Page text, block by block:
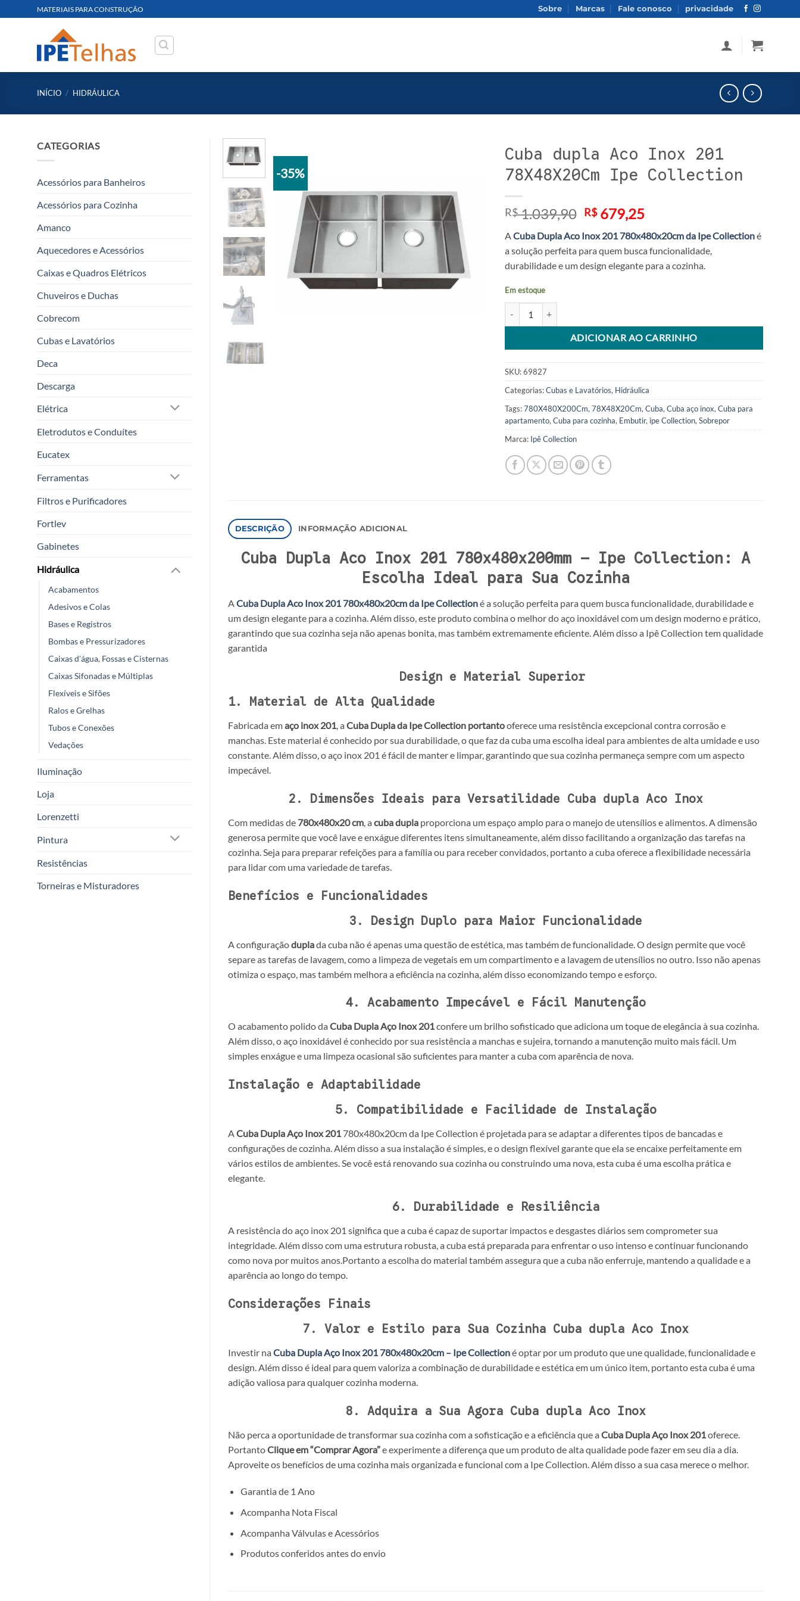
to
MATERIAIS PARA CONSTRUÇÃO Sobre Marcas Fale conosco privacidade
INÍCIO / HIDRÁULICA
CATEGORIAS
Acessórios para Banheiros
Acessórios para Cozinha
Amanco
Aquecedores e Acessórios
Caixas e Quadros Elétricos
Chuveiros e Duchas
Cobrecom
Cubas e Lavatórios
Deca
Descarga
Elétrica
Eletrodutos e Conduítes
Eucatex
Ferramentas
Filtros e Purificadores
Fortlev
Gabinetes
Hidráulica
Acabamentos
Adesivos e Colas
Bases e Registros
Bombas e Pressurizadores
Caixas d'água, Fossas e Cisternas
Caixas Sifonadas e Múltiplas
Flexíveis e Sifões
Ralos e Grelhas
Tubos e Conexões
Vedações
Iluminação
Loja
Lorenzetti
Pintura
Resistências
Torneiras e Misturadores
-35%
Cuba dupla Aco Inox 201
78X48X20Cm Ipe Collection
R$1.039,90 O
original
era:
R$ 1.039,90.
R$679,25O
atual
é:
R$ 679,25.
ACuba Dupla Aco Inox 201 780x480x20cm da Ipe Collectioné
a solução perfeita para quem busca funcionalidade,
durabilidade e um design elegante para a cozinha.
Em estoque
ADICIONAR AO CARRINHO
Alternative:
SKU:69827
Categorias:Cubas e Lavatórios, Hidráulica
Tags:780X480X200Cm, 78X48X20Cm, Cuba, Cuba aço inox, Cuba para
apartamento, Cuba para cozinha, Embutir, ipe Collection, Sobrepor
Marca: Ipê Collection
DESCRIÇÃO INFORMAÇÃO ADICIONAL
Cuba Dupla Aco Inox 201 780x480x200mm – Ipe Collection: A
Escolha Ideal para Sua Cozinha
ACuba Dupla Aco Inox 201 780x480x20cm da Ipe Collectioné a solução perfeita para quem busca funcionalidade, durabilidade e
um design elegante para a cozinha. Além disso, este produto combina o melhor do aço inoxidável com um design moderno e prático,
garantindo que sua cozinha seja não apenas bonita, mas também extremamente eficiente. Além disso a Ipê Collection tem qualidade
garantida
Design e Material Superior
1. Material de Alta Qualidade
Fabricada emaço inox 201, a Cuba Dupla da Ipe Collection portantooferece uma resistência excepcional contra corrosão e
manchas. Este material é conhecido por sua durabilidade, o que faz da cuba uma escolha ideal para ambientes de alta umidade e uso
constante. Além disso, o aço inox 201 é fácil de manter e limpar, garantindo que sua cozinha permaneça sempre com um aspecto
impecável.
2. Dimensões Ideais para Versatilidade Cuba dupla Aco Inox
Com medidas de 780x480x20 cm, a cuba dupla proporciona um espaço amplo para o manejo de utensílios e alimentos. A dimensão
generosa permite que você lave e enxágue diferentes itens simultaneamente, além disso facilitando a organização das tarefas na
cozinha. Seja para preparar refeições para a família ou para receber convidados, portanto a cuba oferece a flexibilidade necessária
para lidar com uma variedade de tarefas.
Benefícios e Funcionalidades
3. Design Duplo para Maior Funcionalidade
A configuraçãoduplada cuba não é apenas uma questão de estética, mas também de funcionalidade. O design permite que você
separe as tarefas de lavagem, como a limpeza de vegetais em um compartimento e a lavagem de utensílios no outro. Isso não apenas
otimiza o espaço, mas também melhora a eficiência na cozinha, além disso economizando tempo e esforço.
4. Acabamento Impecável e Fácil Manutenção
O acabamento polido da Cuba Dupla Aço Inox 201confere um brilho sofisticado que adiciona um toque de elegância à sua cozinha.
Além disso, o aço inoxidável é conhecido por sua resistência a manchas e sujeira, tornando a manutenção muito mais fácil. Um
simples enxágue e uma limpeza ocasional são suficientes para manter a cuba com aparência de nova.
Instalação e Adaptabilidade
5. Compatibilidade e Facilidade de Instalação
ACuba Dupla Aço Inox 201 780x480x20cm da Ipe Collection é projetada para se adaptar a diferentes tipos de bancadas e
configurações de cozinha. Além disso a sua instalação é simples, e o design flexível garante que ela se encaixe perfeitamente em
vários estilos de ambientes. Se você está renovando sua cozinha ou construindo uma nova, esta cuba é uma escolha prática e
elegante.
6. Durabilidade e Resiliência
A resistência do aço inox 201 significa que a cuba é capaz de suportar impactos e desgastes diários sem comprometer sua
integridade. Além disso com uma estrutura robusta, a cuba está preparada para enfrentar o uso intenso e continuar funcionando
como nova por muitos anos.Portanto a escolha do material também assegura que a cuba não enferruje, mantendo a qualidade e a
aparência ao longo do tempo.
Considerações Finais
7. Valor e Estilo para Sua Cozinha Cuba dupla Aco Inox
Investir na Cuba Dupla Aço Inox 201 780x480x20cm – Ipe Collectioné optar por um produto que une qualidade, funcionalidade e
design. Além disso é ideal para quem valoriza a combinação de durabilidade e estética em um único item, portanto esta cuba é uma
adição valiosa para qualquer cozinha moderna.
8. Adquira a Sua Agora Cuba dupla Aco Inox
Não perca a oportunidade de transformar sua cozinha com a sofisticação e a eficiência que a Cuba Dupla Aço Inox 201 oferece.
PortantoClique em “Comprar Agora”e experimente a diferença que um produto de alta qualidade pode fazer em seu dia a dia.
Aproveite os benefícios de uma cozinha mais organizada e funcional com a Ipe Collection. Além disso a sua casa merece o melhor.
Garantia de 1 Ano
Acompanha Nota Fiscal
Acompanha Válvulas e Acessórios
Produtos conferidos antes do envio